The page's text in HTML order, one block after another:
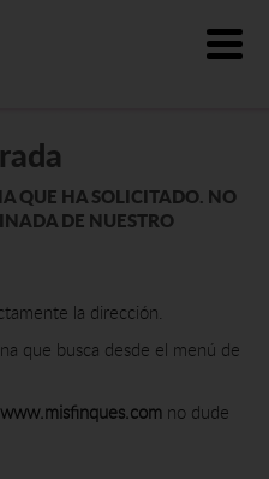
QUE HA SOLICITADO. NO
DE NUESTRO
la dirección.
que busca desde el menú de
no dude